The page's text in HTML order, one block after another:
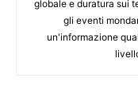
globale e duratura sui
gli eventi
un'informazione